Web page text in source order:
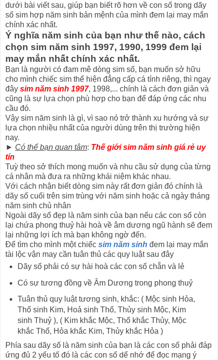
dưới bài viết sau, giúp bạn biết rõ hơn về con số trong dãy
số sim hợp năm sinh bản mệnh của mình đem lại may mắn
chính xác nhất.
Ý nghĩa năm sinh của bạn như thế nào, cách
chọn sim năm sinh 1997, 1990, 1999 đem lại
may mắn nhất chính xác nhất.
Bạn là người có đam mê dòng sim số, bạn muốn sở hữu
cho mình chiếc sim thể hiện đẳng cấp cá tính riêng, thì ngay
đây sim năm sinh 1997, 1998,... chính là cách đơn giản và
cũng là sự lựa chọn phù hợp cho bạn để đáp ứng các nhu
cầu đó.
Vậy sim năm sinh là gì, vì sao nó trở thành xu hướng và sự
lựa chọn nhiều nhất của người dùng trên thị trường hiện
nay.
► Có thể bạn quan tâm: Thế giới sim năm sinh giá rẻ uy
tín
Tuỳ theo sở thích mong muốn và nhu cầu sử dụng của từng
cá nhân mà đưa ra những khái niệm khác nhau.
Với cách nhận biết dòng sim này rất đơn giản đó chính là
dãy số cuối trên sim trùng với năm sinh hoặc cả ngày tháng
năm sinh chủ nhân
Ngoài dãy số đẹp là năm sinh của bạn nếu các con số còn
lại chứa phong thuỷ hài hoà về âm dương ngũ hành sẽ đem
lại những lợi ích mà bạn không ngờ đến.
Để tìm cho mình một chiếc sim năm sinh đem lại may mắn
tài lộc vận may cần tuân thủ các quy luật sau đây
Dãy số phải có sự hài hoà các con số chẵn và lẻ
Có sự tương đồng về Âm Dương trong phong thuỷ
Tuân thủ quy luật tương sinh, khắc: ( Mộc sinh Hỏa,
Thổ sinh Kim, Hoả sinh Thổ, Thủy sinh Mộc, Kim
sinh Thuỷ ), ( Kim khắc Mộc, Thổ khắc Thủy, Mộc
khắc Thổ, Hỏa khắc Kim, Thủy khắc Hỏa )
Phía sau dãy số là năm sinh của bạn là các con số phải đáp
ứng đủ 2 yếu tố đó là các con số dể nhớ để đọc mạng ý